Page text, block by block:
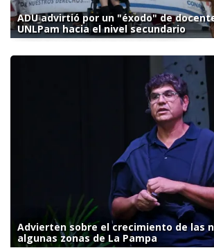
ADU advirtió por un "éxodo" de
UNLPam hacia el nivel secundario
Advierten sobre el crecimiento de las
algunas zonas de La Pampa